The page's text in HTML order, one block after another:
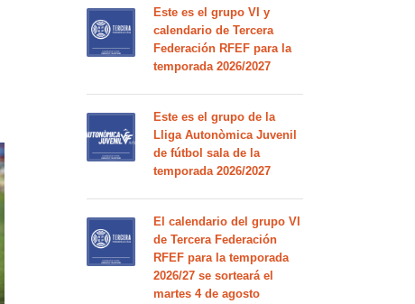
Este es el grupo VI y
calendario de Tercera
Federación RFEF para la
temporada 2026/2027
Este es el grupo de la
Lliga Autonòmica Juvenil
de fútbol sala de la
temporada 2026/2027
El calendario del grupo VI
de Tercera Federación
RFEF para la temporada
2026/27 se sorteará el
martes 4 de agosto